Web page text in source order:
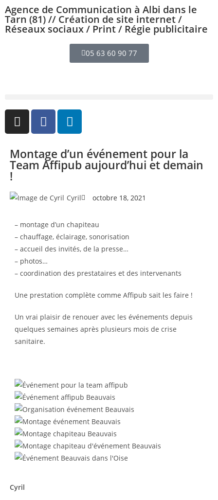
Agence de Communication à Albi dans le
Tarn (81) // Création de site internet /
Réseaux sociaux / Print / Régie publicitaire
05 63 60 90 77
Montage d’un événement pour la
Team Affipub aujourd’hui et demain
!
Cyril octobre 18, 2021
– montage d’un chapiteau
– chauffage, éclairage, sonorisation
– accueil des invités, de la presse…
– photos…
– coordination des prestataires et des intervenants
Une prestation complète comme Affipub sait les faire !
Un vrai plaisir de renouer avec les événements depuis
quelques semaines après plusieurs mois de crise
sanitaire.
Cyril